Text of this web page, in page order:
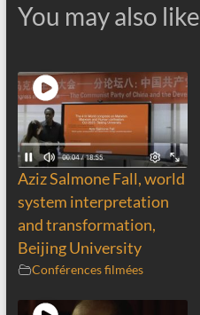
You may also like
Aziz Salmone Fall, world
system interpretation
and transformation,
Beijing University
Conférences filmées